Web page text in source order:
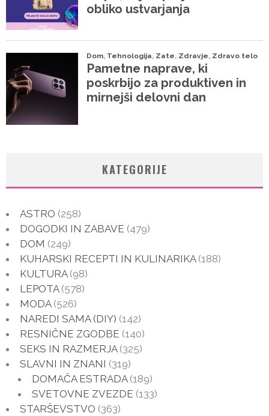
KATEGORIJE
ASTRO (258)
DOGODKI IN ZABAVE (479)
DOM (249)
KUHARSKI RECEPTI IN KULINARIKA(188)
KULTURA(98)
LEPOTA(578)
MODA(526)
NAREDI SAMA (DIY) (142)
RESNIČNE ZGODBE (140)
SEKS IN RAZMERJA(325)
SLAVNI IN ZNANI (319)
DOMAČA ESTRADA(189)
SVETOVNE ZVEZDE (133)
STARŠEVSTVO (363)